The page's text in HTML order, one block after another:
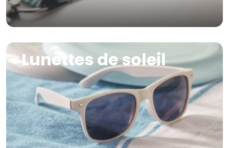
Lunettes de soleil
Image